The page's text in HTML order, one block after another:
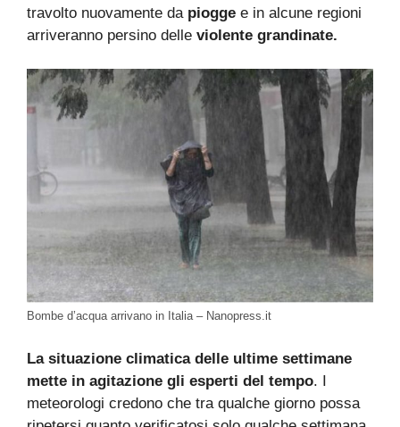
travolto nuovamente dapiogge e in alcune regioni
arriveranno persino delle violente grandinate.
Bombe d’acqua arrivano in Italia – Nanopress.it
La situazione climatica delle ultime settimane
mette in agitazione gli esperti del tempo. I
meteorologi credono che tra qualche giorno possa